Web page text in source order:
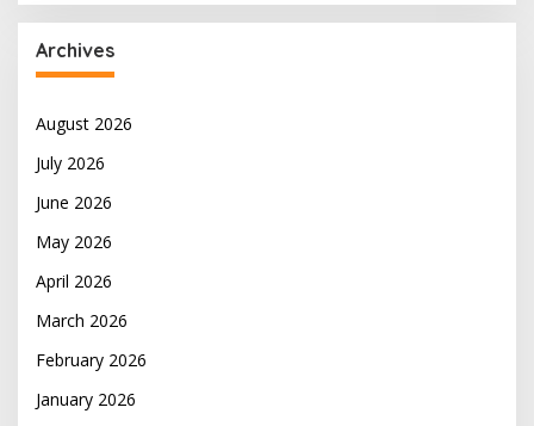
Archives
August 2026
July 2026
June 2026
May 2026
April 2026
March 2026
February 2026
January 2026